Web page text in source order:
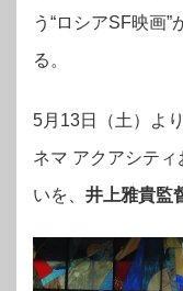
う“ロシアSF映画
る。
5月13日（土）よ
ネマ アクアシテ
いを、 井上雅貴監